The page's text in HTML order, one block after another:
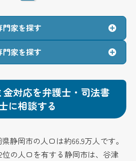
門家を探す
家を探す
対応を弁護士・司法書
に相談する
静岡市の人口は約66.9万人です。
の人口を有する静岡市は、谷津